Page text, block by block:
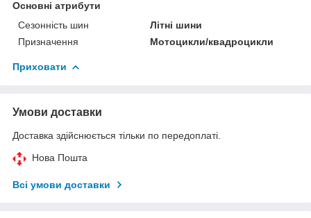
Основні атрибути
Сезонність шин
Літні шини
Призначення
Мотоцикли/квадроцикли
Приховати
Умови доставки
Доставка здійснюється тільки по передоплаті.
Нова Пошта
Всі умови доставки